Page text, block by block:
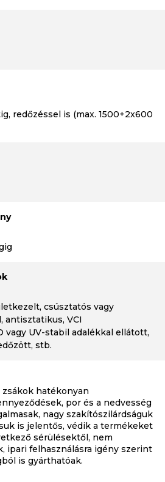
redőzéssel is (max. 1500+2x600
csúsztatós vagy
antisztatikus, VCI
vagy UV-stabil adalékkal ellátott,
stb.
zsákok hatékonyan
por és a nedvesség
nagy szakítószilárdságuk
is jelentős, védik a termékeket
sérülésektől, nem
ipari felhasználásra igény szerint
is gyárthatóak.